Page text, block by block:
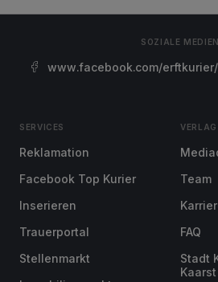
SOZIALE MEDIEN
www.facebook.com/erftkurier/
SERVICES
Reklamation
Facebook Top Kurier
Inserieren
Trauerportal
Stellenmarkt
VERLAG
Team
FAQ
Stadt
Kaarst